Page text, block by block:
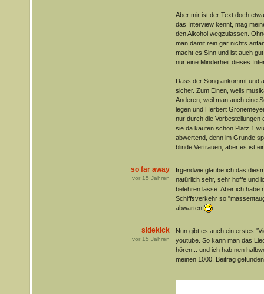
Aber mir ist der Text doch
das Interview kennt, mag
den Alkohol wegzulassen.
man damit rein gar nichts
macht es Sinn und ist auch
nur eine Minderheit dieses
Dass der Song ankommt und
sicher. Zum Einen, weils
Anderen, weil man auch eine
legen und Herbert
nur durch die Vorbestellungen
sie da kaufen schon Platz 1
abwertend, denn im Grunde
blinde Vertrauen, aber es ist
so far away
vor 15 Jahren
Irgendwie glaube ich das
natürlich sehr, sehr hoffe und
belehren lasse. Aber ich habe
Schiffsverkehr so
abwarten
sidekick
vor 15 Jahren
Nun gibt es auch ein erstes
youtube. So kann man das
hören... und ich hab nen
meinen 1000. Beitrag